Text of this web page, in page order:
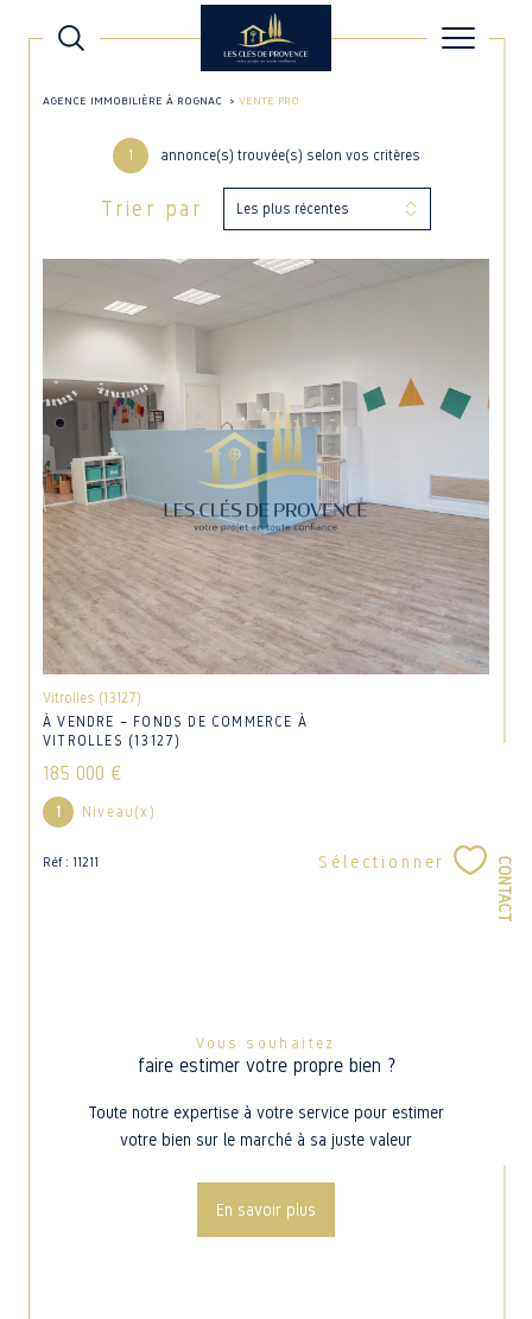
CONTACT
AGENCE IMMOBILIÈRE À ROGNAC VENTE PRO
1 annonce(s) trouvée(s) selon vos critères
Trier par Les plus récentes
Vitrolles (13127)
À VENDRE – FONDS DE COMMERCE À
VITROLLES (13127)
185 000 €
1 Niveau(x)
Réf : 11211 Sélectionner
Vous souhaitez
faire estimer votre propre bien ?
Toute notre expertise à votre service pour estimer
votre bien sur le marché à sa juste valeur
En savoir plus